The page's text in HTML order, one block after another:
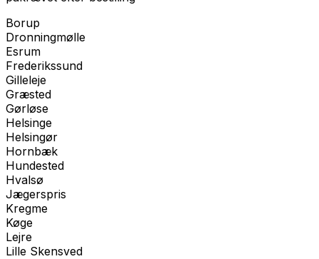
Borup
Dronningmølle
Esrum
Frederikssund
Gilleleje
Græsted
Gørløse
Helsinge
Helsingør
Hornbæk
Hundested
Hvalsø
Jægerspris
Kregme
Køge
Lejre
Lille Skensved